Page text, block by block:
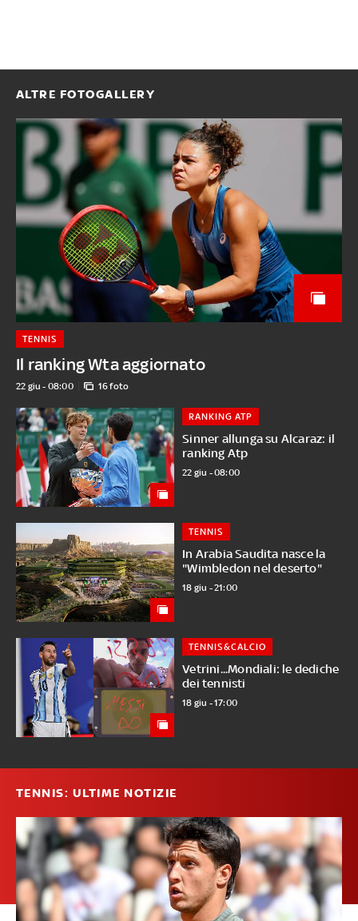
ALTRE FOTOGALLERY
Il ranking Wta aggiornato
TENNIS
22 giu - 08:00 16 foto
Sinner allunga su Alcaraz: il
ranking Atp
RANKING ATP
22 giu - 08:00
In Arabia Saudita nasce la
"Wimbledon nel deserto"
TENNIS
18 giu - 21:00
Vetrini...Mondiali: le dediche
dei tennisti
TENNIS&CALCIO
18 giu - 17:00
TENNIS: ULTIME NOTIZIE